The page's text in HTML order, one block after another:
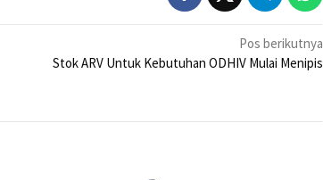
Pos berikutnya
Stok ARV Untuk Kebutuhan ODHIV Mulai Menipis